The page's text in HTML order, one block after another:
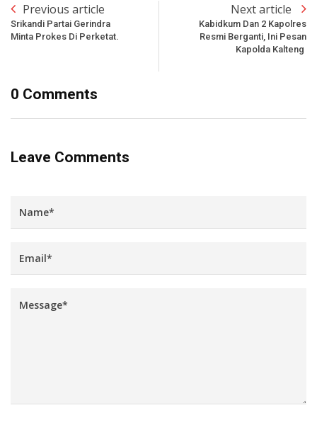
Previous article
Srikandi Partai Gerindra
Minta Prokes Di Perketat.
Next article
Kabidkum Dan 2 Kapolres
Resmi Berganti, Ini Pesan
Kapolda Kalteng
0 Comments
Leave Comments